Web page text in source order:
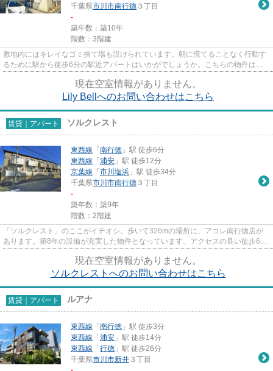
千葉県市川市南行徳 ３丁目
-
築年数：築10年
階数：3階建
敷地内にはキレイなゴミ捨て場も設けられています。朝に慌てることなく行動す
るために駅から徒歩6分の駅近アパートはいかがでしょうか。こちらの物件はア
現在空室情報がありません。
Lily Bellへのお問い合わせはこちら
賃貸｜アパート ソルクレスト
東西線 「 南行徳 」駅 徒歩6分
東西線 「 浦安 」駅 徒歩12分
京葉線 「 市川塩浜 」駅 徒歩34分
千葉県市川市南行徳 ３丁目
-
築年数：築9年
階数：2階建
「ソルクレスト」のここがイチオシ。歩いて326mの場所に、アコレ南行徳店が
あります。築8年の設備が充実した物件となっています。アクセスの良い徒歩6分
現在空室情報がありません。
ソルクレストへのお問い合わせはこちら
賃貸｜アパート ルアナ
東西線 「 南行徳 」駅 徒歩3分
東西線 「 浦安 」駅 徒歩14分
東西線 「 行徳 」駅 徒歩26分
千葉県市川市新井 ３丁目